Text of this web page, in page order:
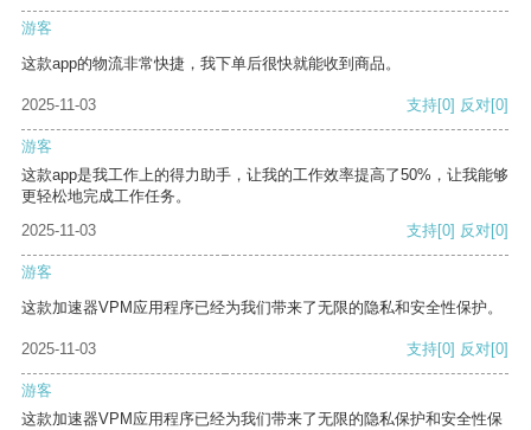
游客
这款app的物流非常快捷，我下单后很快就能收到商品。
2025-11-03 支持[0] 反对[0]
游客
这款app是我工作上的得力助手，让我的工作效率提高了50%，让我能够
更轻松地完成工作任务。
2025-11-03
支持[0] 反对[0]
游客
这款加速器VPM应用程序已经为我们带来了无限的隐私和安全性保护。
2025-11-03 支持[0] 反对[0]
游客
这款加速器VPM应用程序已经为我们带来了无限的隐私保护和安全性保